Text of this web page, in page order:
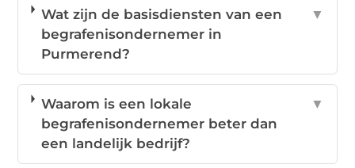
Wat zijn de basisdiensten van een
begrafenisondernemer in
Purmerend?
▼
Waarom is een lokale
begrafenisondernemer beter dan
een landelijk bedrijf?
▼